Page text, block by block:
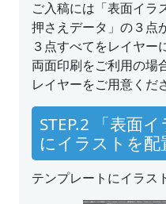
ご入稿には「表面イラ
押さえデータ」の３点
３点すべてをレイヤー
両面印刷をご利用の場
レイヤーをご用意くだ
STEP.2 「表面
にイラストを配
テンプレートにイラス